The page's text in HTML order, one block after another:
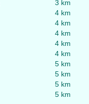
3 km
4 km
4 km
4 km
4 km
4 km
5 km
5 km
5 km
5 km